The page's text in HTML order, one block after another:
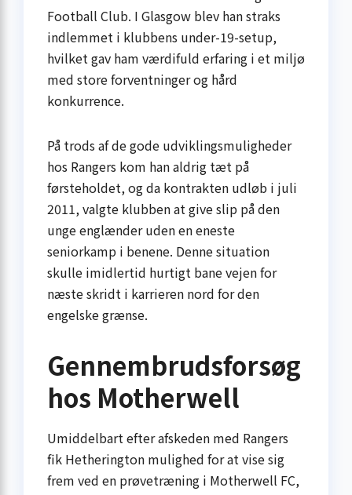
Football Club. I Glasgow blev han straks
indlemmet i klubbens under-19-setup,
hvilket gav ham værdifuld erfaring i et miljø
med store forventninger og hård
konkurrence.
På trods af de gode udviklingsmuligheder
hos Rangers kom han aldrig tæt på
førsteholdet, og da kontrakten udløb i juli
2011, valgte klubben at give slip på den
unge englænder uden en eneste
seniorkamp i benene. Denne situation
skulle imidlertid hurtigt bane vejen for
næste skridt i karrieren nord for den
engelske grænse.
Gennembrudsforsøg
hos Motherwell
Umiddelbart efter afskeden med Rangers
fik Hetherington mulighed for at vise sig
frem ved en prøvetræning i Motherwell FC,